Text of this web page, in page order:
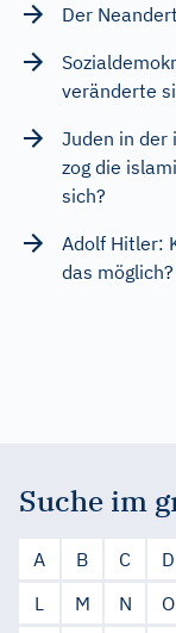
Der
veränderte
Juden in der
zog die
sich?
Adolf Hitler:
das möglich?
Suche im
A B C D
L
M N O